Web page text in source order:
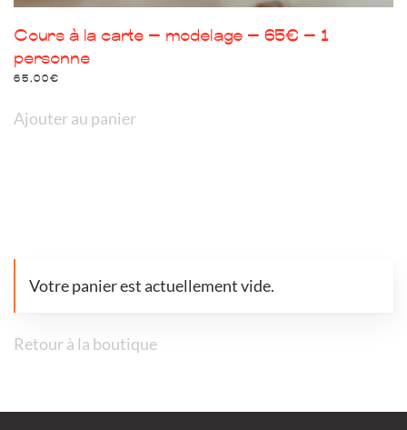
Cours à la carte – modelage – 65€ – 1
personne
65,00€
Ajouter au panier
Votre panier est actuellement vide.
Retour à la boutique